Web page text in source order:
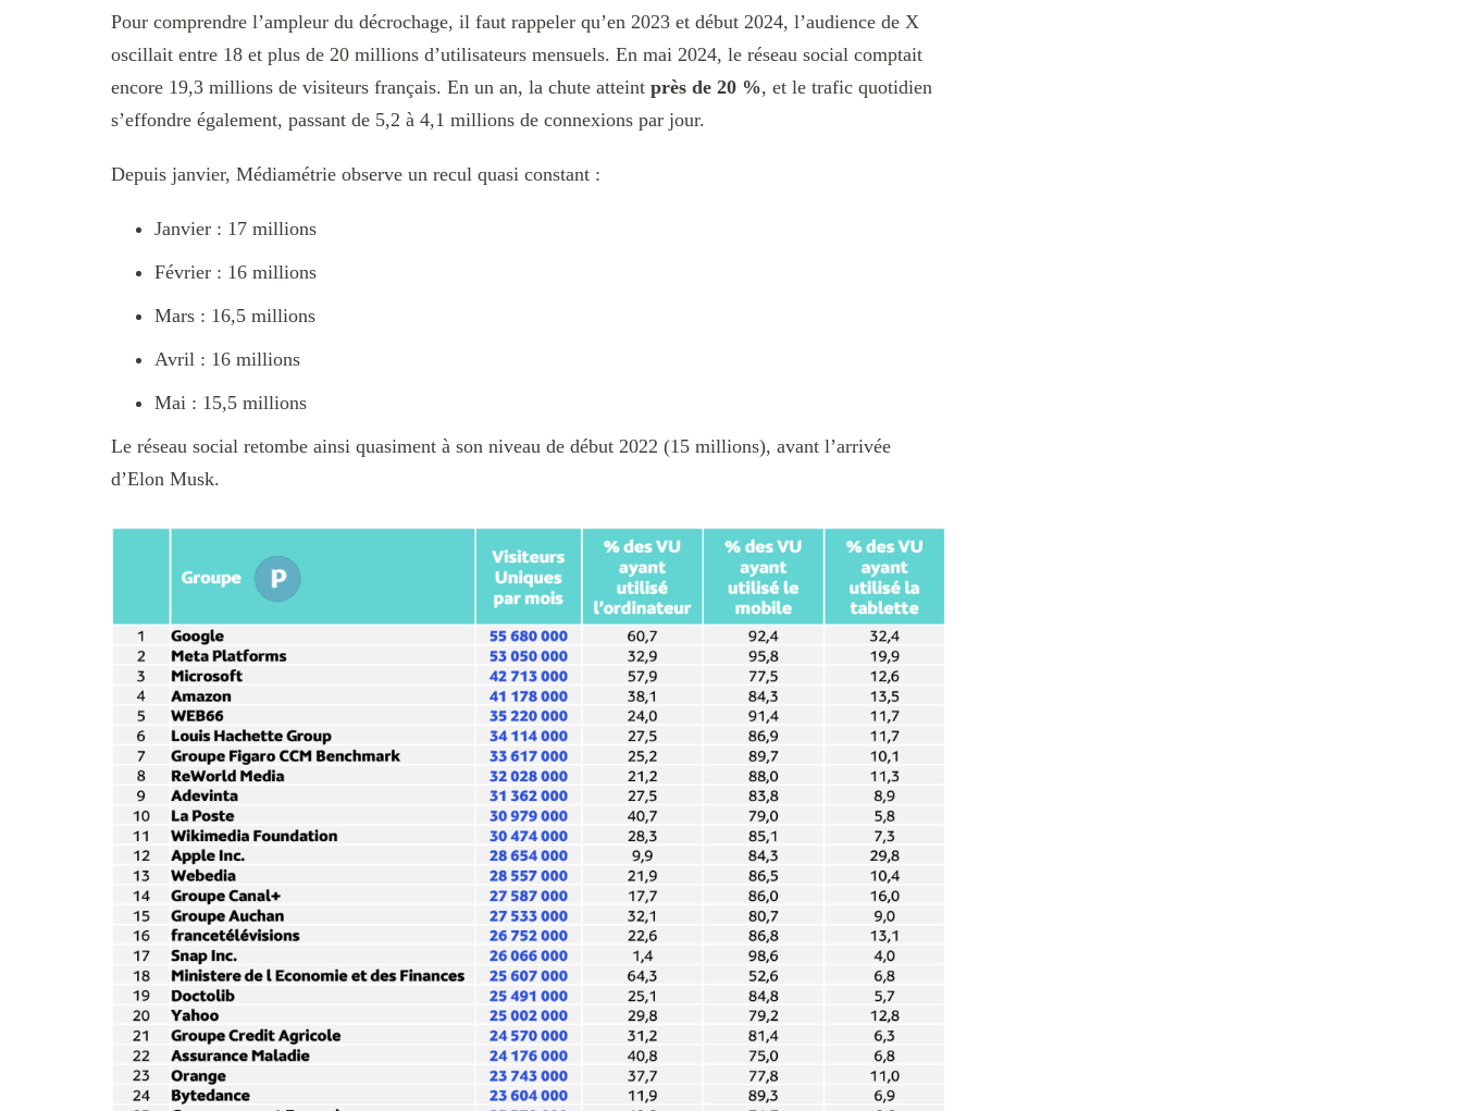
Pour comprendre l’ampleur du décrochage, il faut rappeler qu’en 2023 et début 2024, l’audience de X
oscillait entre 18 et plus de 20 millions d’utilisateurs mensuels. En mai 2024, le réseau social comptait
encore 19,3 millions de visiteurs français. En un an, la chute atteint près de 20 %, et le trafic quotidien
s’effondre également, passant de 5,2 à 4,1 millions de connexions par jour.
Depuis janvier, Médiamétrie observe un recul quasi constant :
Janvier : 17 millions
Février : 16 millions
Mars : 16,5 millions
Avril : 16 millions
Mai : 15,5 millions
Le réseau social retombe ainsi quasiment à son niveau de début 2022 (15 millions), avant l’arrivée
d’Elon Musk.